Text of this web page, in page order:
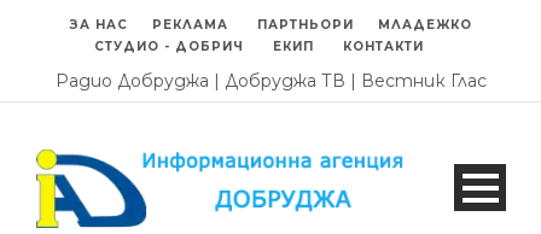
ЗА НАС РЕКЛАМА ПАРТНЬОРИ
МЛАДЕЖКО
СТУДИО - ДОБРИЧ
ЕКИП КОНТАКТИ
Радио Добруджа | Добруджа ТВ | Вестник Глас